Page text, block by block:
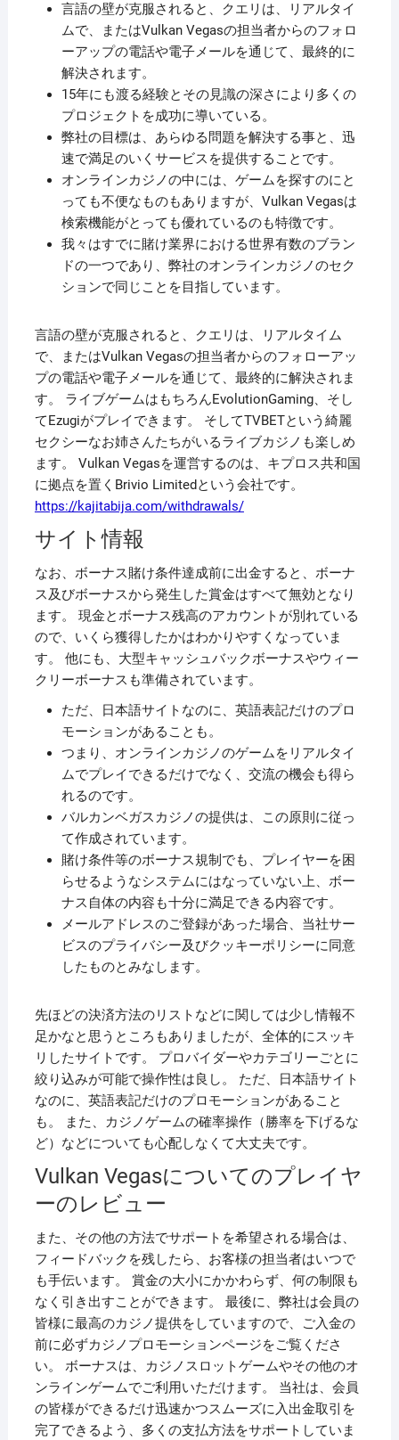
言語の壁が克服されると、クエリは、リアルタイ
ムで、またはVulkan Vegasの担当者からのフォロ
ーアップの電話や電子メールを通じて、最終的に
解決されます。
15年にも渡る経験とその見識の深さにより多くの
プロジェクトを成功に導いている。
弊社の目標は、あらゆる問題を解決する事と、迅
速で満足のいくサービスを提供することです。
オンラインカジノの中には、ゲームを探すのにと
っても不便なものもありますが、Vulkan Vegasは
検索機能がとっても優れているのも特徴です。
我々はすでに賭け業界における世界有数のブラン
ドの一つであり、弊社のオンラインカジノのセク
ションで同じことを目指しています。
言語の壁が克服されると、クエリは、リアルタイム
で、またはVulkan Vegasの担当者からのフォローアッ
プの電話や電子メールを通じて、最終的に解決されま
す。 ライブゲームはもちろんEvolutionGaming、そし
てEzugiがプレイできます。 そしてTVBETという綺麗
セクシーなお姉さんたちがいるライブカジノも楽しめ
ます。 Vulkan Vegasを運営するのは、キプロス共和国
に拠点を置くBrivio Limitedという会社です。
https://kajitabija.com/withdrawals/
サイト情報
なお、ボーナス賭け条件達成前に出金すると、ボーナ
ス及びボーナスから発生した賞金はすべて無効となり
ます。 現金とボーナス残高のアカウントが別れている
ので、いくら獲得したかはわかりやすくなっていま
す。 他にも、大型キャッシュバックボーナスやウィー
クリーボーナスも準備されています。
ただ、日本語サイトなのに、英語表記だけのプロ
モーションがあることも。
つまり、オンラインカジノのゲームをリアルタイ
ムでプレイできるだけでなく、交流の機会も得ら
れるのです。
バルカンベガスカジノの提供は、この原則に従っ
て作成されています。
賭け条件等のボーナス規制でも、プレイヤーを困
らせるようなシステムにはなっていない上、ボー
ナス自体の内容も十分に満足できる内容です。
メールアドレスのご登録があった場合、当社サー
ビスのプライバシー及びクッキーポリシーに同意
したものとみなします。
先ほどの決済方法のリストなどに関しては少し情報不
足かなと思うところもありましたが、全体的にスッキ
リしたサイトです。 プロバイダーやカテゴリーごとに
絞り込みが可能で操作性は良し。 ただ、日本語サイト
なのに、英語表記だけのプロモーションがあること
も。 また、カジノゲームの確率操作（勝率を下げるな
ど）などについても心配しなくて大丈夫です。
Vulkan Vegasについてのプレイヤ
ーのレビュー
また、その他の方法でサポートを希望される場合は、
フィードバックを残したら、お客様の担当者はいつで
も手伝います。 賞金の大小にかかわらず、何の制限も
なく引き出すことができます。 最後に、弊社は会員の
皆様に最高のカジノ提供をしていますので、ご入金の
前に必ずカジノプロモーションページをご覧くださ
い。 ボーナスは、カジノスロットゲームやその他のオ
ンラインゲームでご利用いただけます。 当社は、会員
の皆様ができるだけ迅速かつスムーズに入出金取引を
完了できるよう、多くの支払方法をサポートしていま